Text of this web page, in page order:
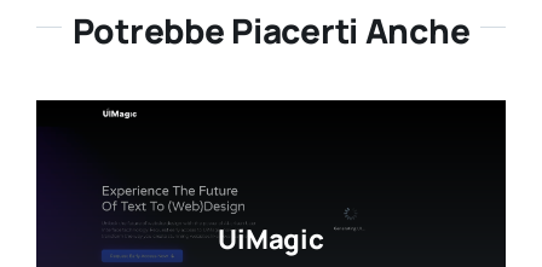
Potrebbe Piacerti Anche
UiMagic